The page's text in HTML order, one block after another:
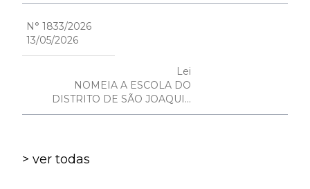
N° 1833/2026
13/05/2026
Lei
NOMEIA A ESCOLA DO
DISTRITO DE SÃO JOAQUI...
> ver todas